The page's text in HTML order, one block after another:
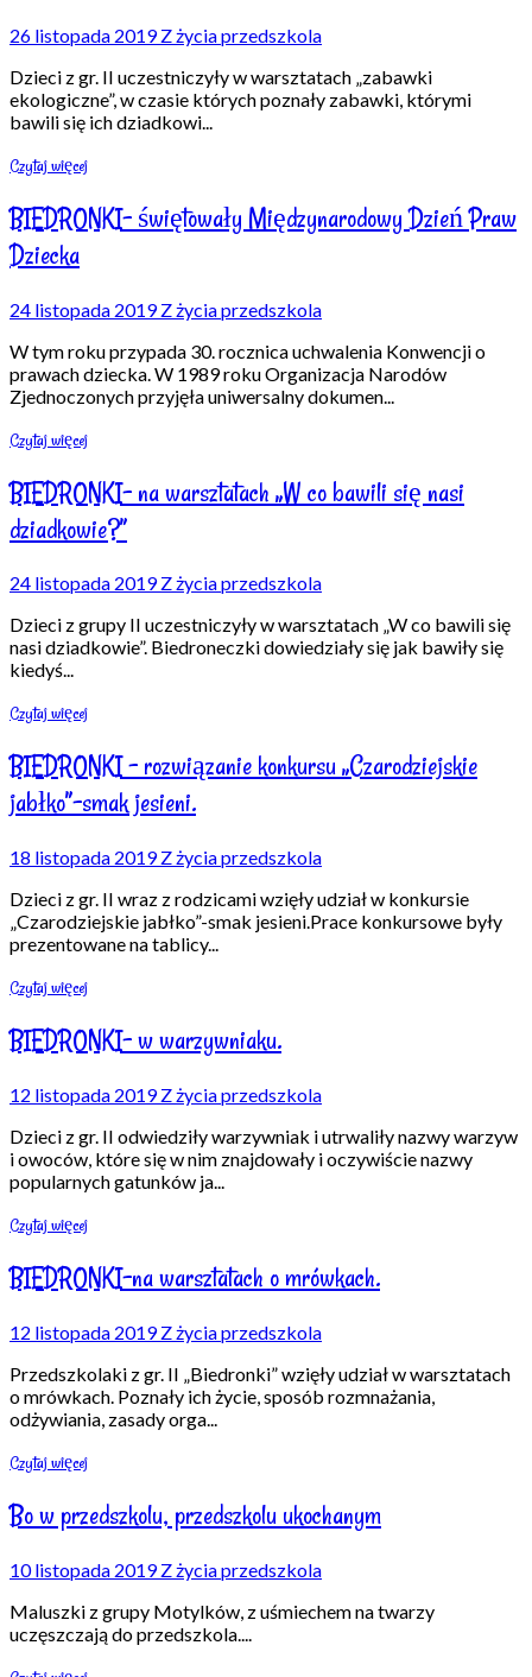
26 listopada 2019Z życia przedszkola
Dzieci z gr. II uczestniczyły w warsztatach „zabawki
ekologiczne”, w czasie których poznały zabawki, którymi
bawili się ich dziadkowi
Czytaj więcej
BIEDRONKI- świętowały Międzynarodowy Dzień Praw
Dziecka
24 listopada 2019Z życia przedszkola
W tym roku przypada 30. rocznica uchwalenia Konwencji o
prawach dziecka. W 1989 roku Organizacja Narodów
Zjednoczonych przyjęła uniwersalny dokumen
Czytaj więcej
BIEDRONKI- na warsztatach „W co bawili się nasi
dziadkowie?”
24 listopada 2019Z życia przedszkola
Dzieci z grupy II uczestniczyły w warsztatach „W co bawili się
nasi dziadkowie”. Biedroneczki dowiedziały się jak bawiły się
kiedyś...
Czytaj więcej
BIEDRONKI – rozwiązanie konkursu „Czarodziejskie
jabłko”-smak jesieni.
18 listopada 2019Z życia przedszkola
Dzieci z gr. II wraz z rodzicami wzięły udział w konkursie
„Czarodziejskie jabłko”-smak jesieni.Prace konkursowe były
prezentowane na tablicy...
Czytaj więcej
BIEDRONKI- w warzywniaku.
12 listopada 2019Z życia przedszkola
Dzieci z gr. II odwiedziły warzywniak i utrwaliły nazwy warzyw
i owoców, które się w nim znajdowały i oczywiście nazwy
popularnych gatunków ja...
Czytaj więcej
BIEDRONKI-na warsztatach o mrówkach.
12 listopada 2019Z życia przedszkola
Przedszkolaki z gr. II „Biedronki” wzięły udział w warsztatach
o mrówkach. Poznały ich życie, sposób rozmnażania,
odżywiania, zasady orga...
Czytaj więcej
Bo w przedszkolu, przedszkolu ukochanym
10 listopada 2019Z życia przedszkola
Maluszki z grupy Motylków, z uśmiechem na twarzy
uczęszczają do przedszkola.